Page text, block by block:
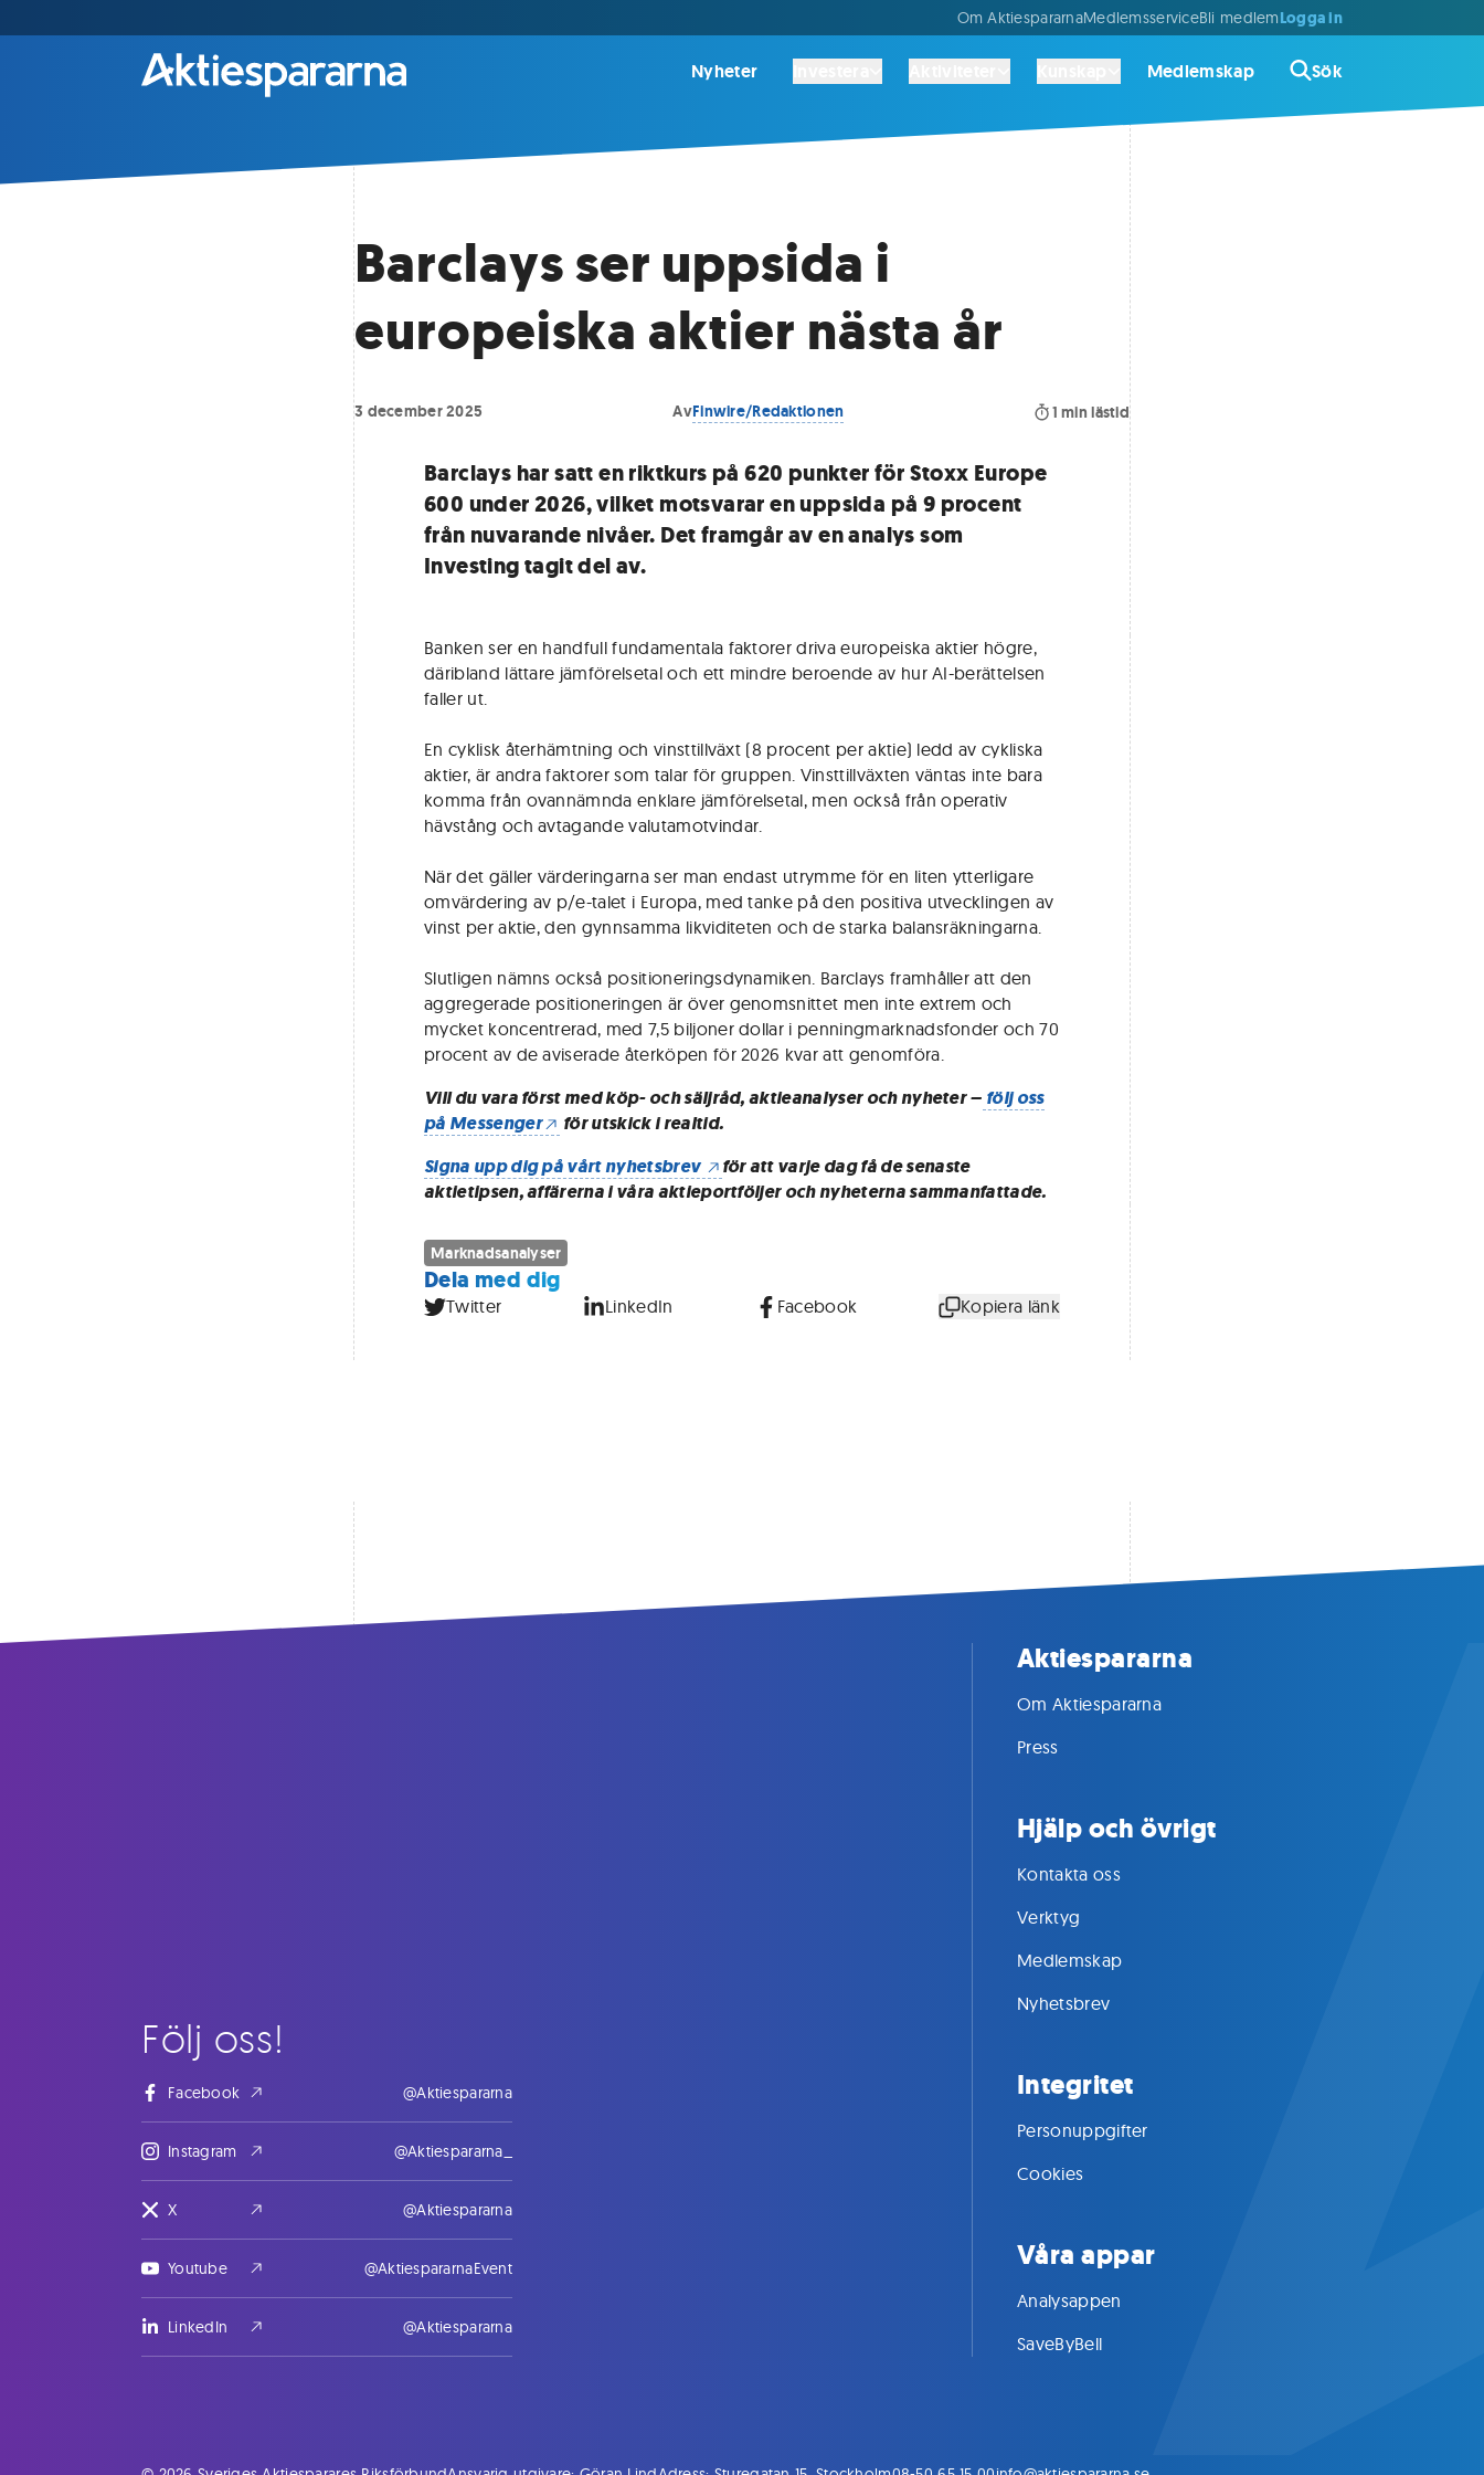
Om AktiespararnaMedlemsserviceBli medlemLogga in
Nyheter Medlemskap Sök
Barclays ser uppsida i
europeiska aktier nästa år
3 december 2025 AvFinwire/Redaktionen 1 min lästid
Barclays har satt en riktkurs på 620 punkter för Stoxx Europe
600 under 2026, vilket motsvarar en uppsida på 9 procent
från nuvarande nivåer. Det framgår av en analys som
Investing tagit del av.
Banken ser en handfull fundamentala faktorer driva europeiska aktier högre,
däribland lättare jämförelsetal och ett mindre beroende av hur AI-berättelsen
faller ut.
En cyklisk återhämtning och vinsttillväxt (8 procent per aktie) ledd av cykliska
aktier, är andra faktorer som talar för gruppen. Vinsttillväxten väntas inte bara
komma från ovannämnda enklare jämförelsetal, men också från operativ
hävstång och avtagande valutamotvindar.
När det gäller värderingarna ser man endast utrymme för en liten ytterligare
omvärdering av p/e-talet i Europa, med tanke på den positiva utvecklingen av
vinst per aktie, den gynnsamma likviditeten och de starka balansräkningarna.
Slutligen nämns också positioneringsdynamiken. Barclays framhåller att den
aggregerade positioneringen är över genomsnittet men inte extrem och
mycket koncentrerad, med 7,5 biljoner dollar i penningmarknadsfonder och 70
procent av de aviserade återköpen för 2026 kvar att genomföra.
Vill du vara först med köp- och säljråd, aktieanalyser och nyheter – följ oss
på Messenger
för utskick i realtid.
Signa upp dig på vårt nyhetsbrev
för att varje dag få de senaste
aktietipsen, affärerna i våra aktieportföljer och nyheterna sammanfattade.
Marknadsanalyser
Dela med dig
Twitter LinkedIn Facebook Kopiera länk
Följ oss!
Facebook @Aktiespararna
Instagram @Aktiespararna_
X @Aktiespararna
Youtube @AktiespararnaEvent
LinkedIn @Aktiespararna
Aktiespararna
Om Aktiespararna
Press
Hjälp och övrigt
Kontakta oss
Verktyg
Medlemskap
Nyhetsbrev
Integritet
Personuppgifter
Cookies
Våra appar
Analysappen
SaveByBell